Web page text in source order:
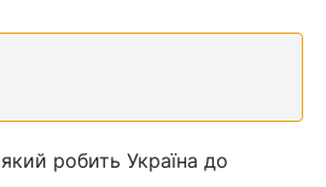
робить Україна до